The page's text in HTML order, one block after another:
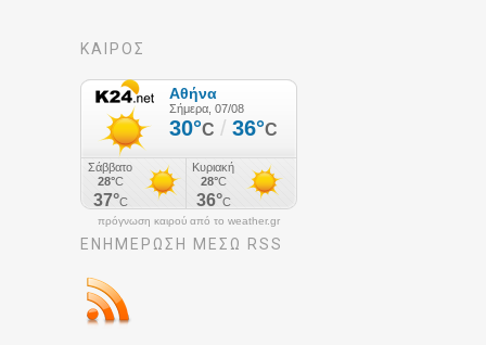
ΚΑΙΡΟΣ
πρόγνωση καιρού από το weather.gr
ΕΝΗΜΈΡΩΣΉ ΜΕΣΩ RSS